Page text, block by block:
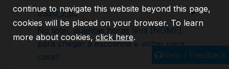
ES20_2_03
No total, quantas horas leva [NOME]
para chegar à escolinha e voltar para
casa?
Help / Feedback
continue to navigate this website beyond this page,
cookies will be placed on your browser. To learn
more about cookies, click here.